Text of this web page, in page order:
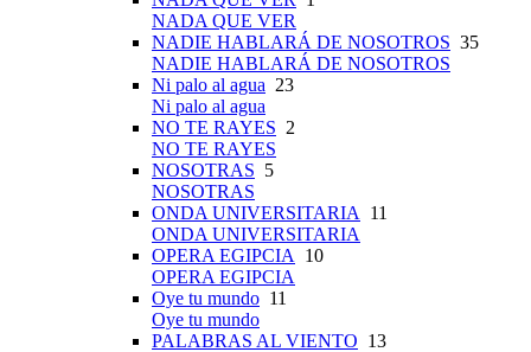
NADA QUE VER
NADIE HABLARÁ DE NOSOTROS 35
NADIE HABLARÁ DE NOSOTROS
Ni palo al agua 23
Ni palo al agua
NO TE RAYES 2
NO TE RAYES
NOSOTRAS 5
NOSOTRAS
ONDA UNIVERSITARIA 11
ONDA UNIVERSITARIA
OPERA EGIPCIA 10
OPERA EGIPCIA
Oye tu mundo 11
Oye tu mundo
PALABRAS AL VIENTO 13